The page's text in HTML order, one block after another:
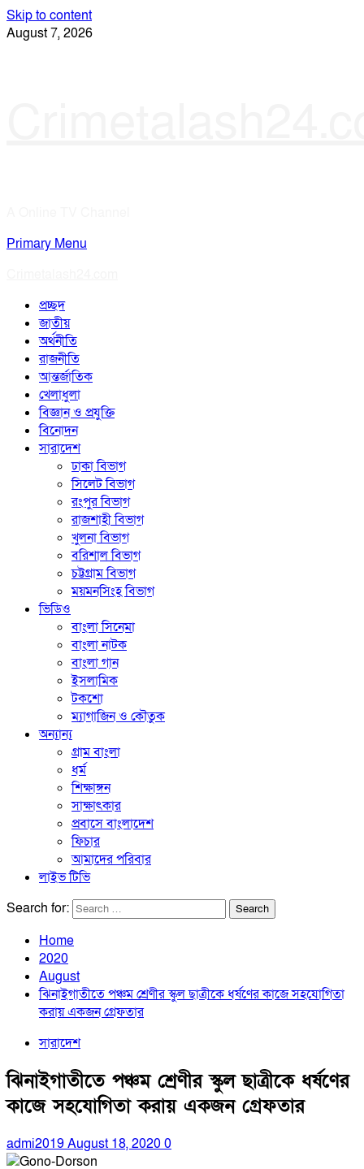
Skip to content
August 7, 2026
Primary Menu
প্রচ্ছদ
জাতীয়
অর্থনীতি
রাজনীতি
আন্তর্জাতিক
খেলাধুলা
বিজ্ঞান ও প্রযুক্তি
বিনোদন
সারাদেশ
ঢাকা বিভাগ
সিলেট বিভাগ
রংপুর বিভাগ
রাজশাহী বিভাগ
খুলনা বিভাগ
বরিশাল বিভাগ
চট্টগ্রাম বিভাগ
ময়মনসিংহ বিভাগ
ভিডিও
বাংলা সিনেমা
বাংলা নাটক
বাংলা গান
ইসলামিক
টকশো
ম্যাগাজিন ও কৌতুক
অন্যান্য
গ্রাম বাংলা
ধর্ম
শিক্ষাঙ্গন
সাক্ষাৎকার
প্রবাসে বাংলাদেশ
ফিচার
আমাদের পরিবার
লাইভ টিভি
Search for:
Home
2020
August
ঝিনাইগাতীতে পঞ্চম শ্রেণীর স্কুল ছাত্রীকে ধর্ষণের কাজে সহযোগিতা
করায় একজন গ্রেফতার
সারাদেশ
ঝিনাইগাতীতে পঞ্চম শ্রেণীর স্কুল ছাত্রীকে ধর্ষণের
কাজে সহযোগিতা করায় একজন গ্রেফতার
admi2019August 18, 2020 0